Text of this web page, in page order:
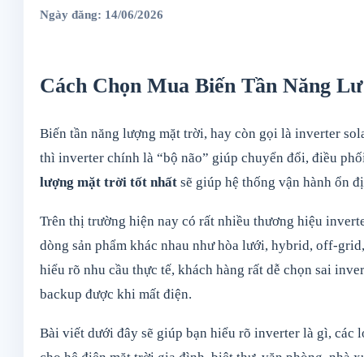
Ngày đăng: 14/06/2026
Cách Chọn Mua Biến Tần Năng
Biến tần năng lượng mặt trời, hay còn gọi là inverter
thì inverter chính là “bộ não” giúp chuyển đổi, điều
lượng mặt trời tốt nhất sẽ giúp hệ thống vận hành ổn
Trên thị trường hiện nay có rất nhiều thương hiệu
dòng sản phẩm khác nhau như hòa lưới, hybrid, off-
hiểu rõ nhu cầu thực tế, khách hàng rất dễ chọn sai
backup được khi mất điện.
Bài viết dưới đây sẽ giúp bạn hiểu rõ inverter là gì, các